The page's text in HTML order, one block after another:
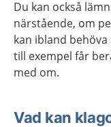
Du kan också
närstående, om
kan ibland
till exempel får
med om.
Vad kan